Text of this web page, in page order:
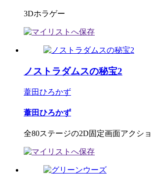
3Dホラゲー
ノストラダムスの秘宝2
葦田ひろかず
葦田ひろかず
全80ステージの2D固定画面アクシ